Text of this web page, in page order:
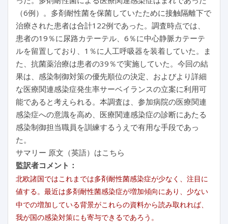
（6例）。多剤耐性菌を保菌していたために接触隔離下で
治療された患者は合計122例であった。調査時点では、
患者の19％に尿路カテーテル、6％に中心静脈カテーテ
ルを留置しており、1％に人工呼吸器を装着していた。ま
た、抗菌薬治療は患者の39％で実施していた。今回の結
果は、感染制御対策の優先順位の決定、およびより詳細
な医療関連感染症発生率サーベイランスの立案に利用可
能であると考えられる。本調査は、参加病院の医療関連
感染症への意識を高め、医療関連感染症の診断にあたる
感染制御担当職員を訓練するうえで有用な手段であっ
た。
サマリー 原文（英語）はこちら
監訳者コメント：
北欧諸国ではこれまでは多剤耐性菌感染症が少なく、注目に
値する。最近は多剤耐性菌感染症が増加傾向にあり、少ない
中での増加している背景がこれらの資料から読み取れれば、
我が国の感染対策にも寄与できるであろう。